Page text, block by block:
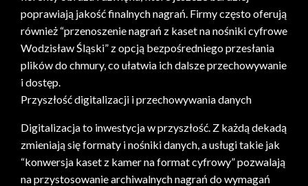
poprawiają jakość finalnych nagrań. Firmy często oferują
również “przenoszenie nagrań z kaset na nośniki cyfrowe
Wodzisław Śląski” z opcją bezpośredniego przesłania
plików do chmury, co ułatwia ich dalsze przechowywanie
i dostęp.
Przyszłość digitalizacji i przechowywania danych
Digitalizacja to inwestycja w przyszłość. Z każdą dekadą
zmieniają się formaty i nośniki danych, a usługi takie jak
“konwersja kaset z kamer na format cyfrowy” pozwalają
na przystosowanie archiwalnych nagrań do wymagań